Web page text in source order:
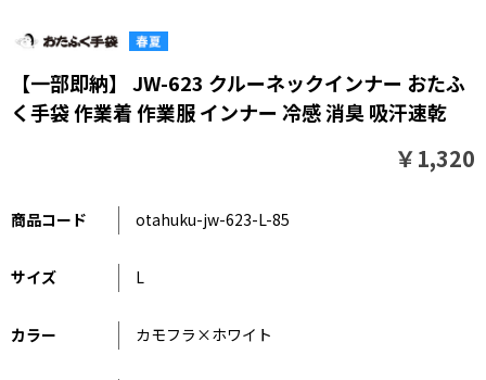
【一部即納】 JW-623 クルーネックインナー おたふ
く手袋 作業着 作業服 インナー 冷感 消臭 吸汗速乾
￥1,320
商品コード otahuku-jw-623-L-85
サイズ L
カラー カモフラ×ホワイト